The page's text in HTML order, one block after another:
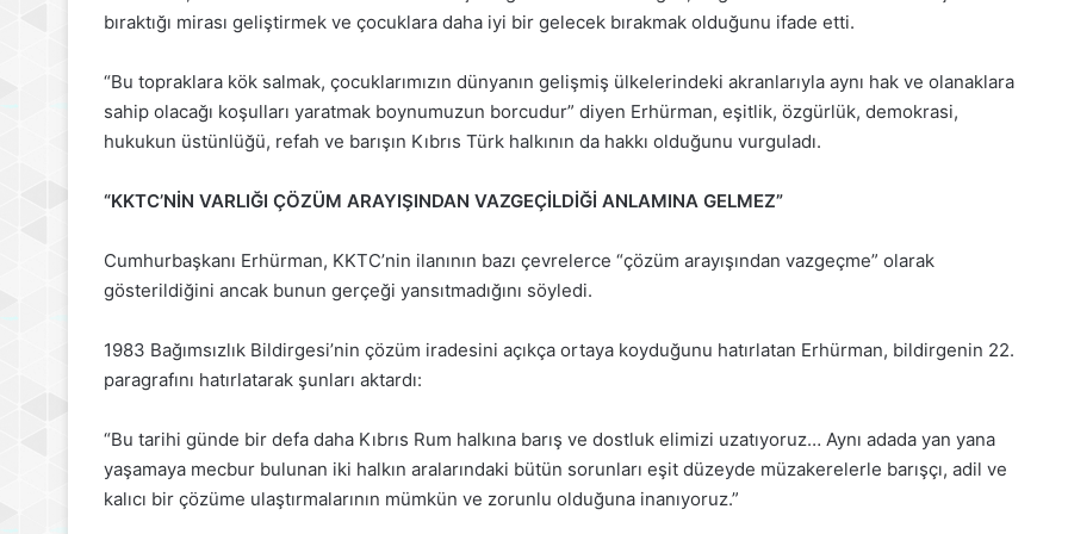
bıraktığı mirası geliştirmek ve çocuklara daha iyi bir gelecek bırakmak olduğunu ifade etti.
“Bu topraklara kök salmak, çocuklarımızın dünyanın gelişmiş ülkelerindeki akranlarıyla aynı hak ve olanaklara
sahip olacağı koşulları yaratmak boynumuzun borcudur” diyen Erhürman, eşitlik, özgürlük, demokrasi,
hukukun üstünlüğü, refah ve barışın Kıbrıs Türk halkının da hakkı olduğunu vurguladı.
“KKTC’NİN VARLIĞI ÇÖZÜM ARAYIŞINDAN VAZGEÇİLDİĞİ ANLAMINA GELMEZ”
Cumhurbaşkanı Erhürman, KKTC’nin ilanının bazı çevrelerce “çözüm arayışından vazgeçme” olarak
gösterildiğini ancak bunun gerçeği yansıtmadığını söyledi.
1983 Bağımsızlık Bildirgesi’nin çözüm iradesini açıkça ortaya koyduğunu hatırlatan Erhürman, bildirgenin 22.
paragrafını hatırlatarak şunları aktardı:
“Bu tarihi günde bir defa daha Kıbrıs Rum halkına barış ve dostluk elimizi uzatıyoruz… Aynı adada yan yana
yaşamaya mecbur bulunan iki halkın aralarındaki bütün sorunları eşit düzeyde müzakerelerle barışçı, adil ve
kalıcı bir çözüme ulaştırmalarının mümkün ve zorunlu olduğuna inanıyoruz.”